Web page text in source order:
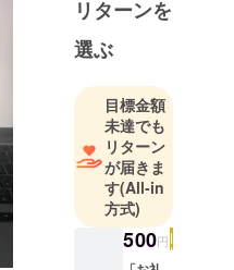
づくりにつ
いても学ん
中には旅行
業務取扱管
理者の国家
試験の免許
を持ってい
る人、取得
に向け勉強
中の人もい
リターンを
選ぶ
目標金額
未達でも
リターン
が届きま
す(All-in
方式)
500円